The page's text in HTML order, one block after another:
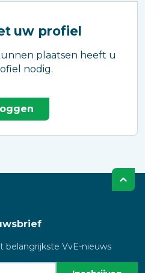
uw profiel
plaatsen heeft u
nodig.
belangrijkste VvE-nieuws